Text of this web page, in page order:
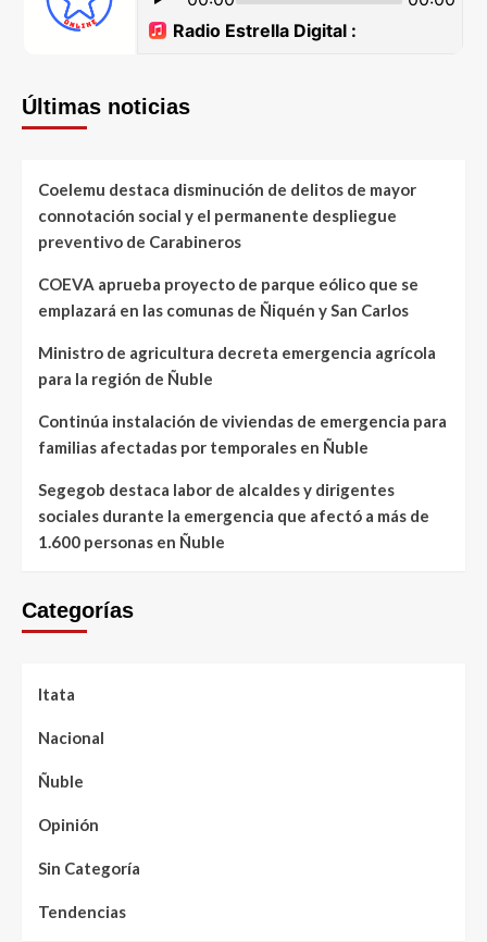
Últimas noticias
Coelemu destaca disminución de delitos de mayor
connotación social y el permanente despliegue
preventivo de Carabineros
COEVA aprueba proyecto de parque eólico que se
emplazará en las comunas de Ñiquén y San Carlos
Ministro de agricultura decreta emergencia agrícola
para la región de Ñuble
Continúa instalación de viviendas de emergencia para
familias afectadas por temporales en Ñuble
Segegob destaca labor de alcaldes y dirigentes
sociales durante la emergencia que afectó a más de
1.600 personas en Ñuble
Categorías
Itata
Nacional
Ñuble
Opinión
Sin Categoría
Tendencias